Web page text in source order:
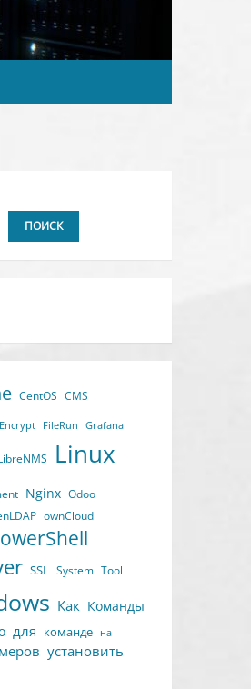
ПОИСК
CentOS CMS
Encrypt FileRun Grafana
Linux
Nginx Odoo
ownCloud
SSL System Tool
Как Команды
для команде на
установить